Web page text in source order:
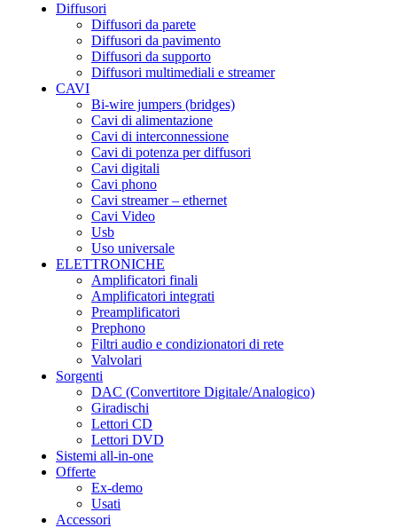
Diffusori
Diffusori da parete
Diffusori da pavimento
Diffusori da supporto
Diffusori multimediali e streamer
CAVI
Bi-wire jumpers (bridges)
Cavi di alimentazione
Cavi di interconnessione
Cavi di potenza per diffusori
Cavi digitali
Cavi phono
Cavi streamer – ethernet
Cavi Video
Usb
Uso universale
ELETTRONICHE
Amplificatori finali
Amplificatori integrati
Preamplificatori
Prephono
Filtri audio e condizionatori di rete
Valvolari
Sorgenti
DAC (Convertitore Digitale/Analogico)
Giradischi
Lettori CD
Lettori DVD
Sistemi all-in-one
Offerte
Ex-demo
Usati
Accessori